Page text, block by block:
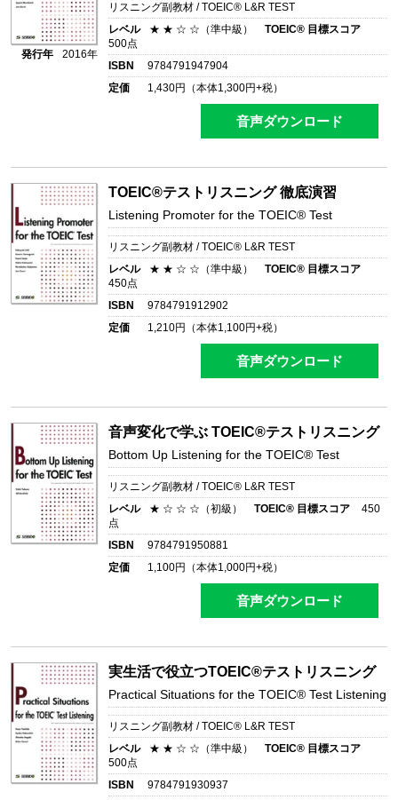
発行年 2016年
リスニング副教材 / TOEIC® L&R TEST
レベル
★ ★ ☆ ☆（準中級）
TOEIC® 目標スコア
500点
ISBN
9784791947904
定価
1,430円（本体1,300円+税）
音声ダウンロード
TOEIC®テストリスニング 徹底演習
Listening Promoter for the TOEIC® Test
リスニング副教材 / TOEIC® L&R TEST
レベル
★ ★ ☆ ☆（準中級）
TOEIC® 目標スコア
450点
ISBN
9784791912902
定価
1,210円（本体1,100円+税）
音声ダウンロード
音声変化で学ぶ TOEIC®テストリスニング
Bottom Up Listening for the TOEIC® Test
リスニング副教材 / TOEIC® L&R TEST
レベル
★ ☆ ☆ ☆（初級） TOEIC® 目標スコア
450
点
ISBN
9784791950881
定価
1,100円（本体1,000円+税）
音声ダウンロード
実生活で役立つTOEIC®テストリスニング
Practical Situations for the TOEIC® Test Listening
リスニング副教材 / TOEIC® L&R TEST
レベル
★ ★ ☆ ☆（準中級）
TOEIC® 目標スコア
500点
ISBN
9784791930937